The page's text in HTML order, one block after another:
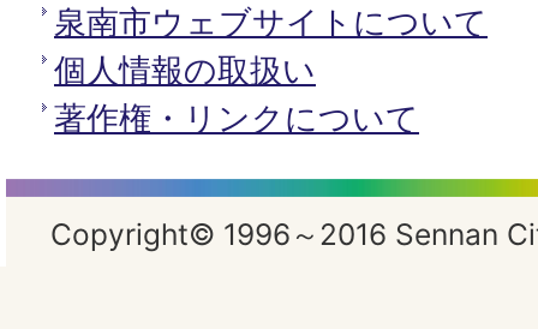
泉南市ウェブサイトについて
個人情報の取扱い
著作権・リンクについて
Copyright© 1996～2016 Sennan